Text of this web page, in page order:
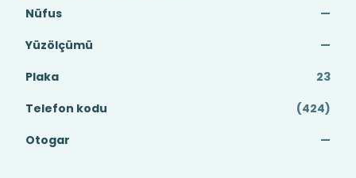
Nüfus
—
Yüzölçümü
—
Plaka
23
Telefon kodu
(424)
Otogar
—